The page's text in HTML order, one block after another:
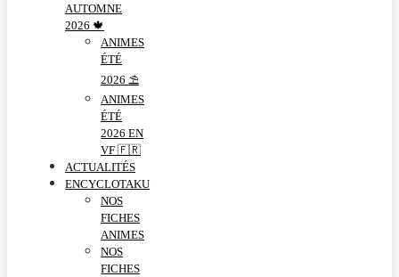
AUTOMNE
2026 🍁
ANIMES
ÉTÉ
2026 ⛱️
ANIMES
ÉTÉ
2026 EN
VF 🇫🇷
ACTUALITÉS
ENCYCLOTAKU
NOS
FICHES
ANIMES
NOS
FICHES